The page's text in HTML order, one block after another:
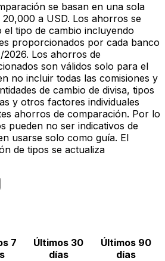
se basan en una sola
a USD. Los ahorros se
tipo de cambio incluyendo
proporcionados por cada banco
Los ahorros de
son válidos solo para el
no incluir todas las comisiones y
de cambio de divisa, tipos
y otros factores individuales
ahorros de comparación. Por lo
pueden no ser indicativos de
usarse solo como guía. El
de tipos se actualiza
7
Últimos 30
días
Últimos 90
días